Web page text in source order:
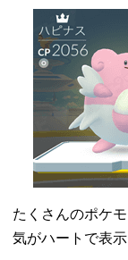
たくさんのポケ
気がハートで表